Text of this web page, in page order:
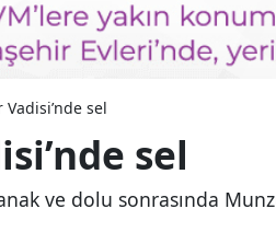
sel
sel
ve dolu sonrasında